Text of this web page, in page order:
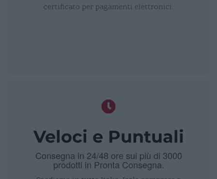
certificato per pagamenti elettronici.
Veloci e Puntuali
Consegna in 24/48 ore sui più di 3000
prodotti in Pronta Consegna.